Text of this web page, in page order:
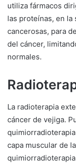
utiliza fármacos
las proteínas, en
cancerosas, para
del cáncer,
normales.
La radioterapia
cáncer de vejiga.
capa muscular de